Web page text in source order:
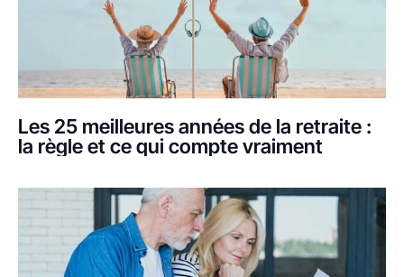
Les 25 meilleures années de la retraite :
la règle et ce qui compte vraiment